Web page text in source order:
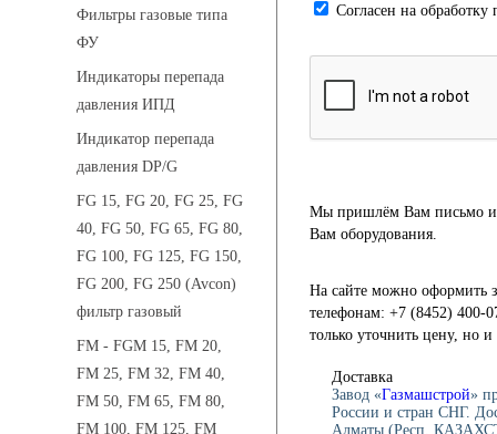
Фильтры газовые типа
ФУ
Индикаторы перепада
давления ИПД
Индикатор перепада
давления DP/G
FG 15, FG 20, FG 25, FG
40, FG 50, FG 65, FG 80,
FG 100, FG 125, FG 150,
FG 200, FG 250 (Avcon)
фильтр газовый
FM - FGM 15, FM 20,
FM 25, FM 32, FM 40,
FM 50, FM 65, FM 80,
FM 100, FM 125, FM
Cогласен на
Мы пришлём Вам письмо и
Вам оборудования.
На сайте можно оформить
телефонам: +7 (8452) 400-
только уточнить цену, но
Доставка
Завод «Газмашстрой»
России и стран СНГ.
Алматы (Респ.